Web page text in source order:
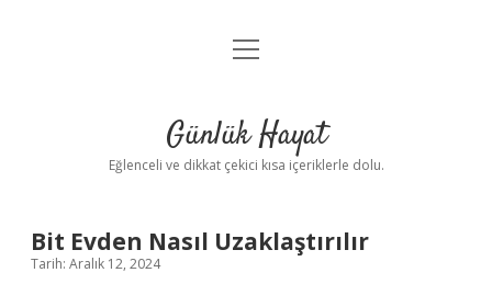
Anasayfa
Yasal Uyarı
menüyü
Günlük Hayat
Eğlenceli ve dikkat çekici kısa içeriklerle dolu.
Bit Evden Nasıl Uzaklaştırılır
Tarih: Aralık 12, 2024